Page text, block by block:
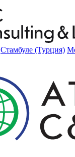
Стамбуле (Турция)